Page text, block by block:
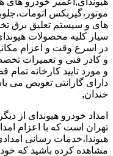
موتور،گیربکس
های و سیستم تعلیق برق
سیار کلیه محصولات
در اسرع وقت و اعزام
و کادر فنی و تعمیرات
و مورد تایید کارخانه
دارای گارانتی تعویض می
خندان,
امداد خودرو هیوندای از
تهران است که با اعزام
هیوندا،خدمات رسانی
مشاهده کرده باشید که